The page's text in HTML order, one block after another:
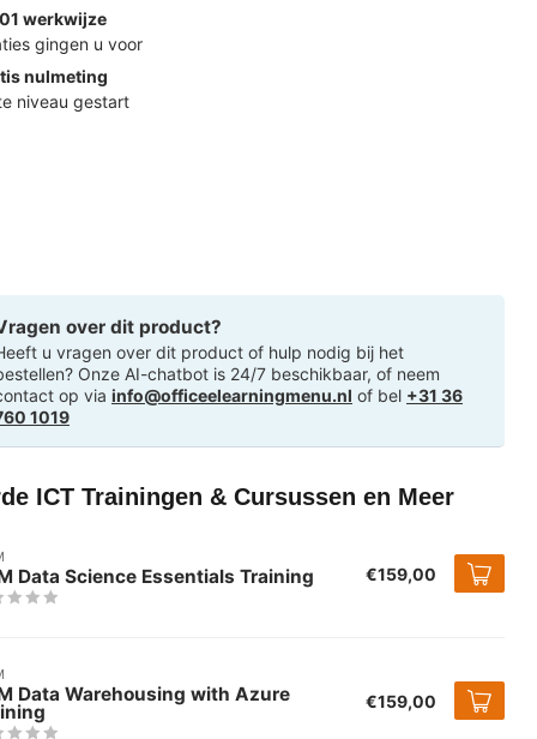
werkwijze
gingen u voor
nulmeting
niveau gestart
over dit product?
u vragen over dit product of hulp nodig bij het
Onze AI-chatbot is 24/7 beschikbaar, of neem
op via info@officeelearningmenu.nl of bel +31 36
1019
ICT Trainingen & Cursussen en Meer
Data Science Essentials Training €159,00
Data Warehousing with Azure €159,00